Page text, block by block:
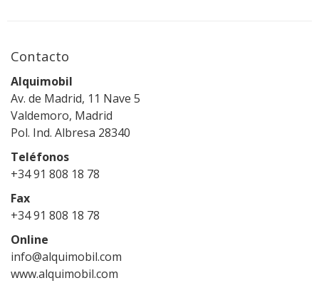
Contacto
Alquimobil
Av. de Madrid, 11 Nave 5
Valdemoro, Madrid
Pol. Ind. Albresa 28340
Teléfonos
+34 91 808 18 78
Fax
+34 91 808 18 78
Online
info@alquimobil.com
www.alquimobil.com